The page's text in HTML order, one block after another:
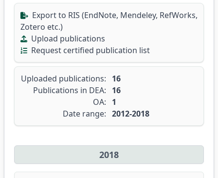
Export to RIS (EndNote, Mendeley, RefWorks,
Zotero etc.)
Upload publications
Request certified publication list
Uploaded publications:
16
Publications in DEA:
16
OA:
1
Date range: 2012-2018
2018